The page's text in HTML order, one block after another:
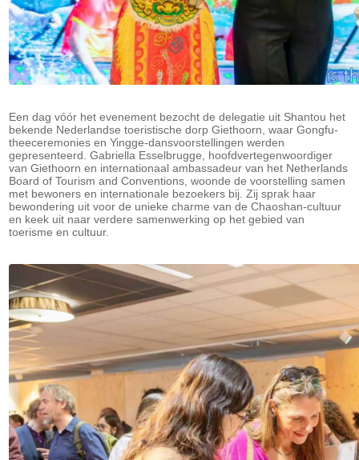
Een dag vóór het evenement bezocht de delegatie uit Shantou het
bekende Nederlandse toeristische dorp Giethoorn, waar Gongfu-
theeceremonies en Yingge-dansvoorstellingen werden
gepresenteerd. Gabriella Esselbrugge, hoofdvertegenwoordiger
van Giethoorn en internationaal ambassadeur van het Netherlands
Board of Tourism and Conventions, woonde de voorstelling samen
met bewoners en internationale bezoekers bij. Zij sprak haar
bewondering uit voor de unieke charme van de Chaoshan-cultuur
en keek uit naar verdere samenwerking op het gebied van
toerisme en cultuur.